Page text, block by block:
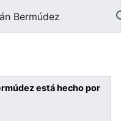
Bermúdez
está hecho por